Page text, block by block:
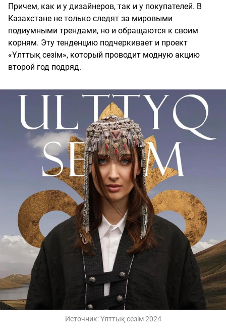
Причем, как и у дизайнеров, так и у покупателей. В
Казахстане не только следят за мировыми
подиумными трендами, но и обращаются к своим
корням. Эту тенденцию подчеркивает и проект
«Ұлттық сезім», который проводит модную акцию
второй год подряд.
Источник:Ұлттық сезім 2024